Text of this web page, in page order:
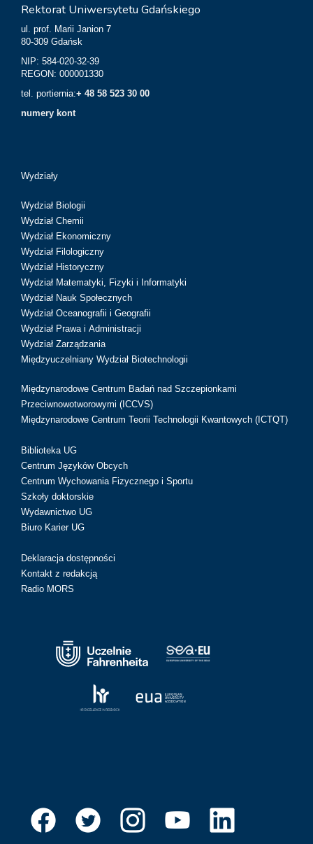
Rektorat Uniwersytetu Gdańskiego
ul. prof. Marii Janion 7
80-309 Gdańsk
NIP: 584-020-32-39
REGON: 000001330
tel. portiernia:+ 48 58 523 30 00
numery kont
Wydziały
Wydział Biologii
Wydział Chemii
Wydział Ekonomiczny
Wydział Filologiczny
Wydział Historyczny
Wydział Matematyki, Fizyki i Informatyki
Wydział Nauk Społecznych
Wydział Oceanografii i Geografii
Wydział Prawa i Administracji
Wydział Zarządzania
Międzyuczelniany Wydział Biotechnologii
Międzynarodowe Centrum Badań nad Szczepionkami
Przeciwnowotworowymi (ICCVS)
Międzynarodowe Centrum Teorii Technologii Kwantowych (ICTQT)
Biblioteka UG
Centrum Języków Obcych
Centrum Wychowania Fizycznego i Sportu
Szkoły doktorskie
Wydawnictwo UG
Biuro Karier UG
Deklaracja dostępności
Kontakt z redakcją
Radio MORS